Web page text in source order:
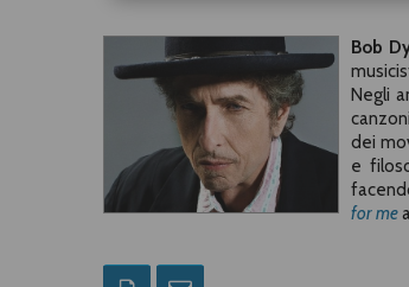
Bob
Negli
dei
e
for me